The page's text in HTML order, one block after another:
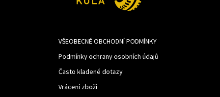
VŠEOBECNÉ OBCHODNÍ PODMÍNKY
Podmínky ochrany osobních údajů
Často kladené dotazy
Vrácení zboží